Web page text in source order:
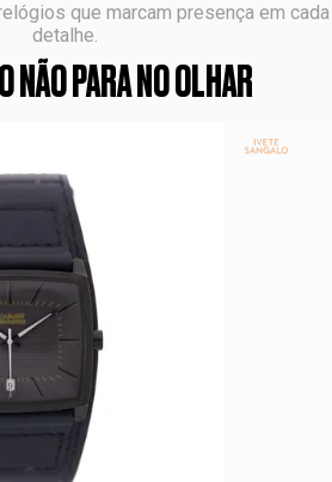
que marcam presença em cada
detalhe.
NÃO PARA NO OLHAR